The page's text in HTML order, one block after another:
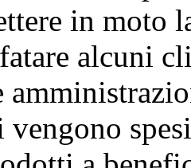
in moto
alcuni
vengono